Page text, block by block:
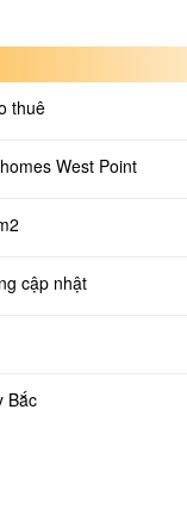
thuê
West Point
cập nhật
Bắc